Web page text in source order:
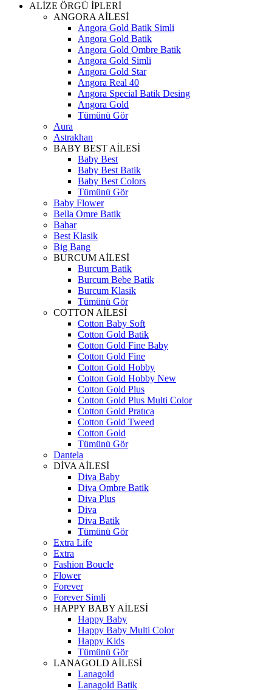
ALİZE ÖRGÜ İPLERİ
ANGORA AİLESİ
Angora Gold Batik Simli
Angora Gold Batik
Angora Gold Ombre Batik
Angora Gold Simli
Angora Gold Star
Angora Real 40
Angora Special Batik Desing
Angora Gold
Tümünü Gör
Aura
Astrakhan
BABY BEST AİLESİ
Baby Best
Baby Best Batik
Baby Best Colors
Tümünü Gör
Baby Flower
Bella Omre Batik
Bahar
Best Klasik
Big Bang
BURCUM AİLESİ
Burcum Batik
Burcum Bebe Batik
Burcum Klasik
Tümünü Gör
COTTON AİLESİ
Cotton Baby Soft
Cotton Gold Batik
Cotton Gold Fine Baby
Cotton Gold Fine
Cotton Gold Hobby
Cotton Gold Hobby New
Cotton Gold Plus
Cotton Gold Plus Multi Color
Cotton Gold Pratıca
Cotton Gold Tweed
Cotton Gold
Tümünü Gör
Dantela
DİVA AİLESİ
Diva Baby
Diva Ombre Batik
Diva Plus
Diva
Diva Batik
Tümünü Gör
Extra Life
Extra
Fashion Boucle
Flower
Forever
Forever Simli
HAPPY BABY AİLESİ
Happy Baby
Happy Baby Multi Color
Happy Kids
Tümünü Gör
LANAGOLD AİLESİ
Lanagold
Lanagold Batik